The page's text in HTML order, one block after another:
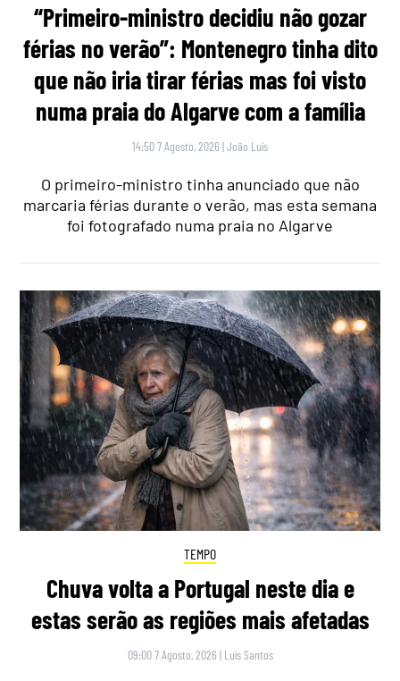
“Primeiro-ministro decidiu não gozar
férias no verão”: Montenegro tinha dito
que não iria tirar férias mas foi visto
numa praia do Algarve com a família
14:50 7 Agosto, 2026 |João Luís
O primeiro-ministro tinha anunciado que não
marcaria férias durante o verão, mas esta semana
foi fotografado numa praia no Algarve
TEMPO
Chuva volta a Portugal neste dia e
estas serão as regiões mais afetadas
09:00 7 Agosto, 2026 | Luís Santos